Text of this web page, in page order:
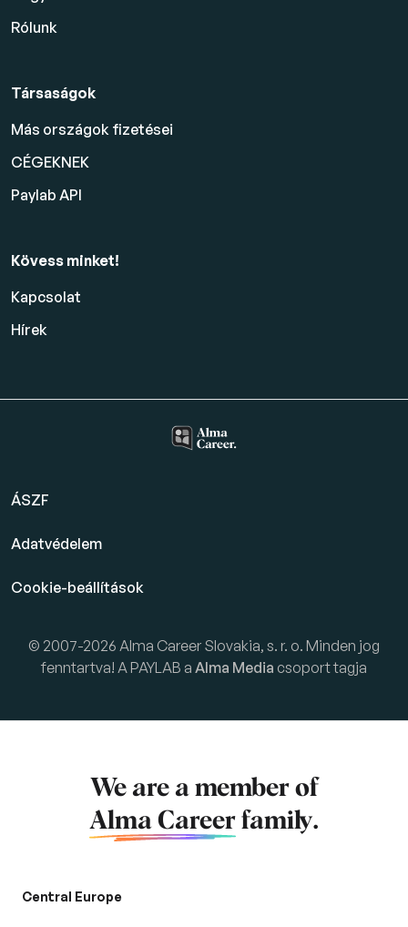
Rólunk
Társaságok
Más országok fizetései
CÉGEKNEK
Paylab API
Kövess minket!
Kapcsolat
Hírek
ÁSZF
Adatvédelem
Cookie-beállítások
© 2007-2026 Alma Career Slovakia, s. r. o. Minden jog
fenntartva! A PAYLAB a Alma Media csoport tagja
We are a member of
Alma Career family.
Central Europe